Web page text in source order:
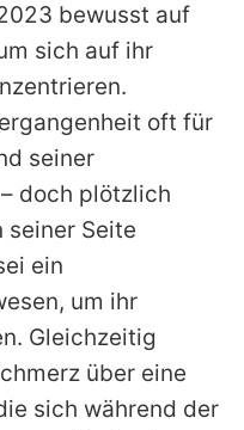
bewusst auf
sich auf ihr
oft für
seiner
doch plötzlich
seiner Seite
ein
um ihr
Gleichzeitig
über eine
sich während der